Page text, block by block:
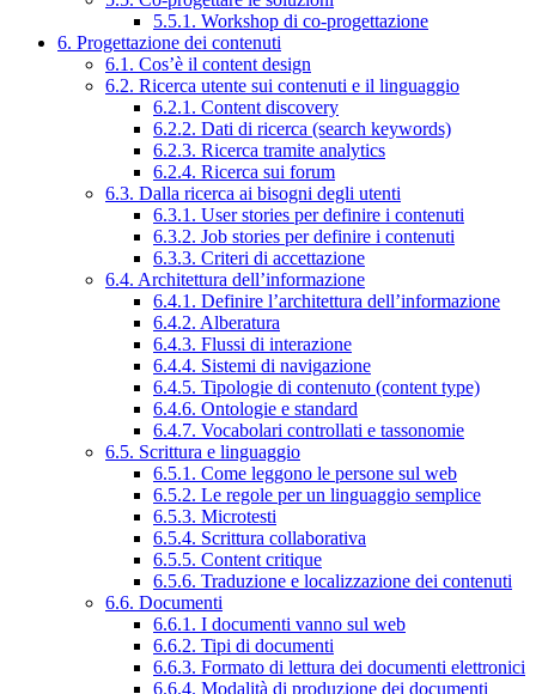
5.5.1. Workshop di co-progettazione
6. Progettazione dei contenuti
6.1. Cos’è il content design
6.2. Ricerca utente sui contenuti e il linguaggio
6.2.1. Content discovery
6.2.2. Dati di ricerca (search keywords)
6.2.3. Ricerca tramite analytics
6.2.4. Ricerca sui forum
6.3. Dalla ricerca ai bisogni degli utenti
6.3.1. User stories per definire i contenuti
6.3.2. Job stories per definire i contenuti
6.3.3. Criteri di accettazione
6.4. Architettura dell’informazione
6.4.1. Definire l’architettura dell’informazione
6.4.2. Alberatura
6.4.3. Flussi di interazione
6.4.4. Sistemi di navigazione
6.4.5. Tipologie di contenuto (content type)
6.4.6. Ontologie e standard
6.4.7. Vocabolari controllati e tassonomie
6.5. Scrittura e linguaggio
6.5.1. Come leggono le persone sul web
6.5.2. Le regole per un linguaggio semplice
6.5.3. Microtesti
6.5.4. Scrittura collaborativa
6.5.5. Content critique
6.5.6. Traduzione e localizzazione dei contenuti
6.6. Documenti
6.6.1. I documenti vanno sul web
6.6.2. Tipi di documenti
6.6.3. Formato di lettura dei documenti elettronici
6.6.4. Modalità di produzione dei documenti